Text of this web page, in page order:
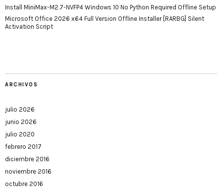
Install MiniMax-M2.7-NVFP4 Windows 10 No Python Required Offline Setup
Microsoft Office 2026 x64 Full Version Offline Installer [RARBG] Silent
Activation Script
ARCHIVOS
julio 2026
junio 2026
julio 2020
febrero 2017
diciembre 2016
noviembre 2016
octubre 2016